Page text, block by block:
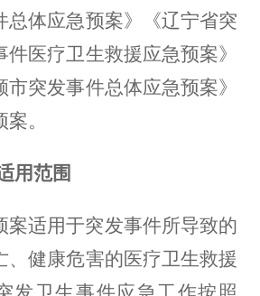
总体应急预案》《辽宁省突
件医疗卫生救援应急预案》
市突发事件总体应急预案》
。
用范围
案适用于突发事件所导致的
、健康危害的医疗卫生救援